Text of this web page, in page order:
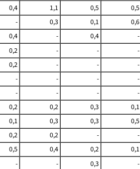
0,4 1,1 0,5 0,5
- 0,3 0,1 0,6
0,4 - 0,4 -
0,2 - - -
0,2 - - -
- - - -
- - - -
0,2 0,2 0,3 0,1
0,1 0,3 0,3 0,5
0,2 0,2 - -
0,5 0,4 0,2 0,1
- - 0,3 -